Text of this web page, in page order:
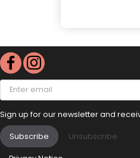
Enter
email
Sign up for our newsletter and
Subscribe Unsubscribe